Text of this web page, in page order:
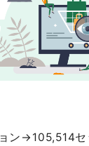
ン→105,514セ